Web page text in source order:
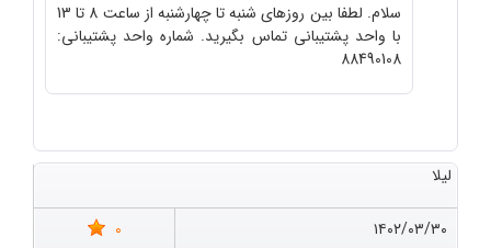
سلام. لطفا بین روزهای شنبه تا چهارشنبه از ساعت 8 تا 13
با واحد پشتیبانی تماس بگیرید. شماره واحد پشتیبانی:
88490108
لیلا
۱۴۰۲/۰۳/۳۰
0